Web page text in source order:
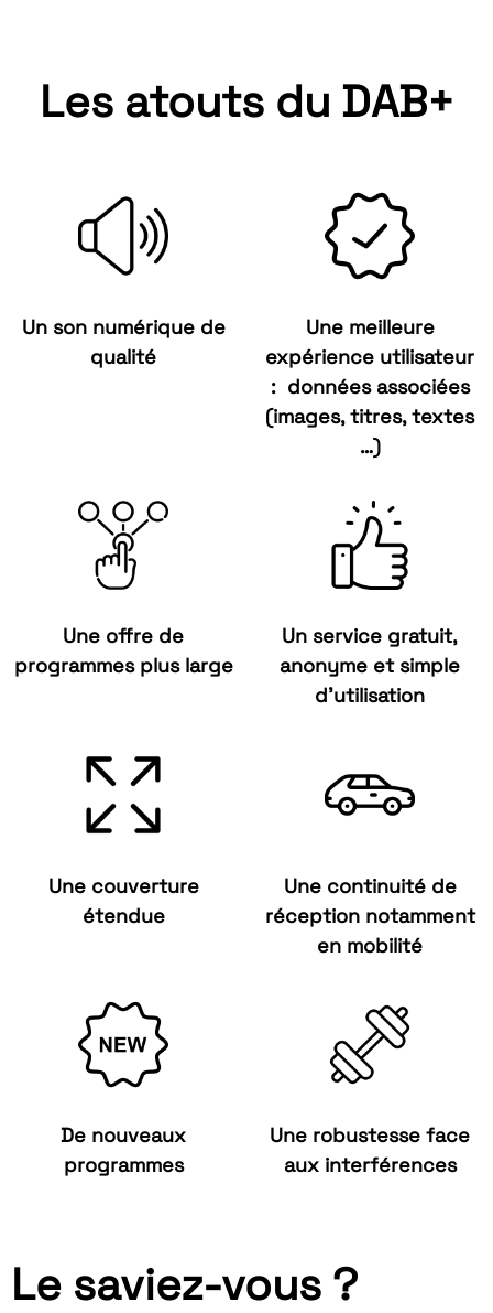
Les atouts du DAB+
Un son numérique de
qualité
Une meilleure
expérience utilisateur
: données associées
(images, titres, textes
…)
Une offre de
programmes plus large
Un service gratuit,
anonyme et simple
d’utilisation
Une couverture
étendue
Une continuité de
réception notamment
en mobilité
De nouveaux
programmes
Une robustesse face
aux interférences
Le saviez-vous ?